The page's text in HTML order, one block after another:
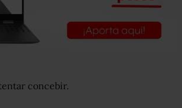
concebir.